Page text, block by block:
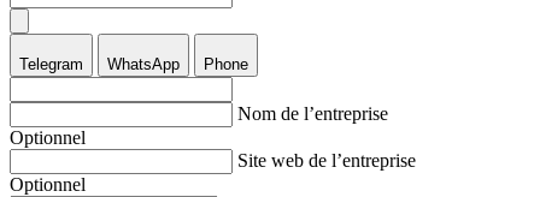
Telegram WhatsApp Phone
Nom de l’entreprise
Optionnel
Site web de l’entreprise
Optionnel